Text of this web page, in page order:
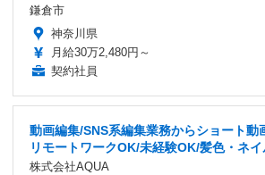
鎌倉市
神奈川県
月給30万2,480円～
契約社員
動画編集/SNS系編集業務からショート動
リモートワークOK/未経験OK/髪色・ネ
株式会社AQUA